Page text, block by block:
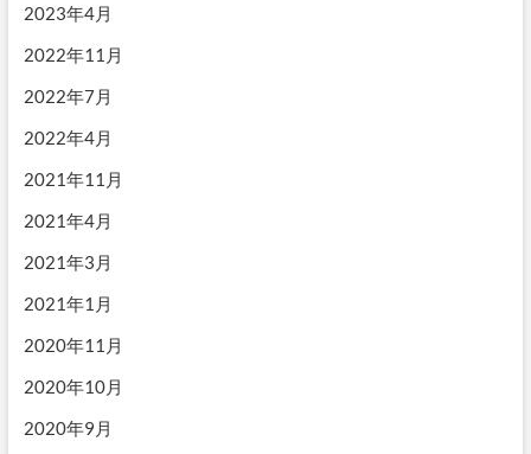
2023年4月
2022年11月
2022年7月
2022年4月
2021年11月
2021年4月
2021年3月
2021年1月
2020年11月
2020年10月
2020年9月